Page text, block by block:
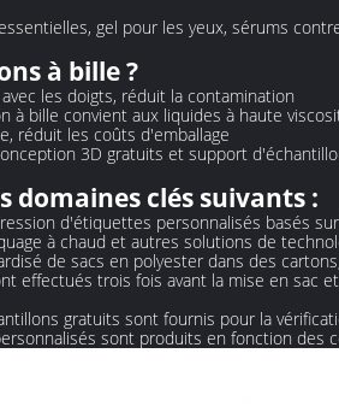
gel pour les yeux, sérums
à bille ?
les doigts, réduit la contamination
à bille convient aux liquides à haute
réduit les coûts d'emballage
3D gratuits et support
domaines clés suivants :
d'étiquettes personnalisés basés
à chaud et autres solutions de
de sacs en polyester dans des
effectués trois fois avant la mise en sac
gratuits sont fournis pour la
sont produits en fonction des